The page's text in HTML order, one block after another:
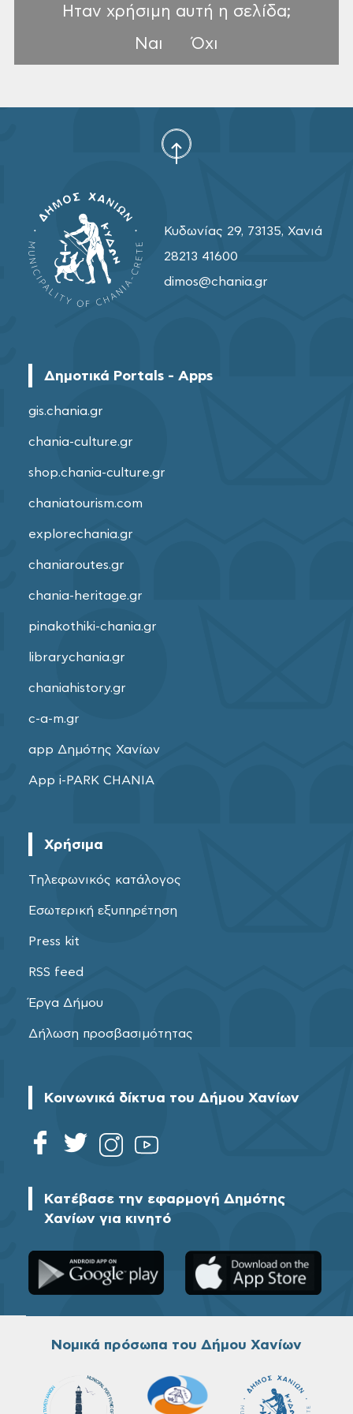
Ηταν χρήσιμη αυτή η σελίδα;
Ναι
Όχι
Κυδωνίας 29, 73135, Χανιά
28213 41600
dimos@chania.gr
Δημοτικά Portals - Apps
gis.chania.gr
chania-culture.gr
shop.chania-culture.gr
chaniatourism.com
explorechania.gr
chaniaroutes.gr
chania-heritage.gr
pinakothiki-chania.gr
librarychania.gr
chaniahistory.gr
c-a-m.gr
app Δημότης Χανίων
App i-PARK CHANIA
Χρήσιμα
Τηλεφωνικός κατάλογος
Εσωτερική εξυπηρέτηση
Press kit
RSS feed
Έργα Δήμου
Δήλωση προσβασιμότητας
Κοινωνικά δίκτυα του Δήμου Χανίων
Κατέβασε την εφαρμογή Δημότης
Χανίων για κινητό
Νομικά πρόσωπα του Δήμου Χανίων